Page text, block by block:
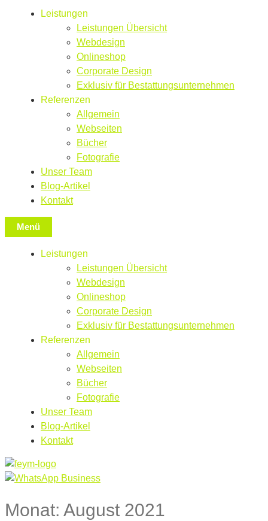
Leistungen
Leistungen Übersicht
Webdesign
Onlineshop
Corporate Design
Exklusiv für Bestattungsunternehmen
Referenzen
Allgemein
Webseiten
Bücher
Fotografie
Unser Team
Blog-Artikel
Kontakt
Menü
Leistungen
Leistungen Übersicht
Webdesign
Onlineshop
Corporate Design
Exklusiv für Bestattungsunternehmen
Referenzen
Allgemein
Webseiten
Bücher
Fotografie
Unser Team
Blog-Artikel
Kontakt
Monat: August 2021